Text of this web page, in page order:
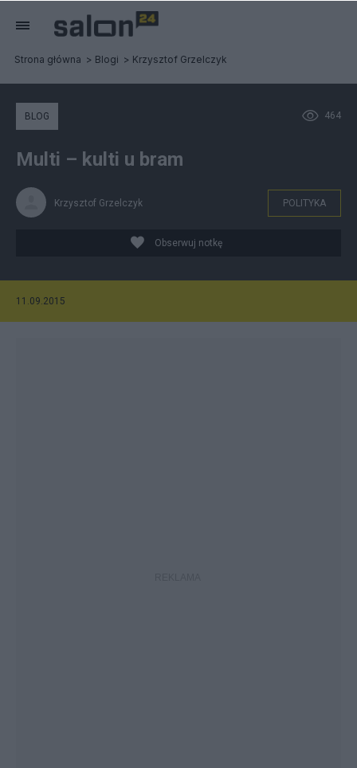
Strona główna Blogi Krzysztof Grzelczyk
464
BLOG
Multi – kulti u bram
Krzysztof Grzelczyk POLITYKA
Obserwuj notkę
11.09.2015